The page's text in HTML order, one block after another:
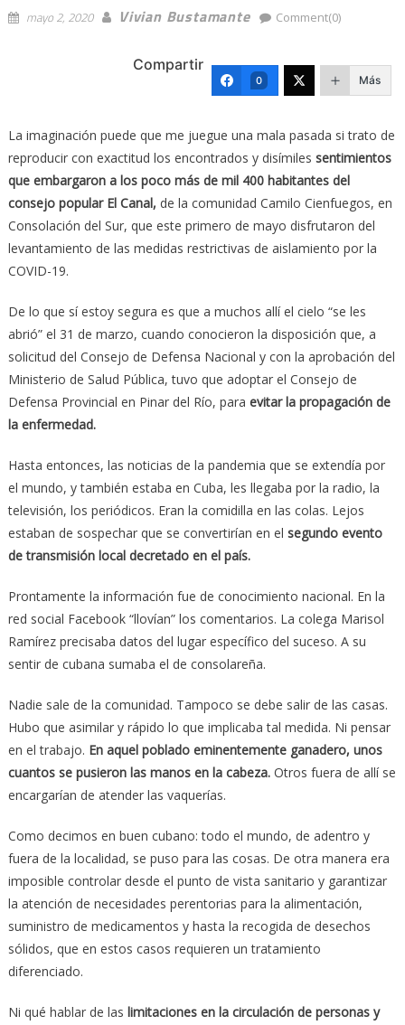
mayo 2, 2020 Vivian Bustamante Comment(0)
Compartir
0 Más
La imaginación puede que me juegue una mala pasada si trato de
reproducir con exactitud los encontrados y disímiles sentimientos
que embargaron a los poco más de mil 400 habitantes del
consejo popular El Canal, de la comunidad Camilo Cienfuegos, en
Consolación del Sur, que este primero de mayo disfrutaron del
levantamiento de las medidas restrictivas de aislamiento por la
COVID-19.
De lo que sí estoy segura es que a muchos allí el cielo “se les
abrió” el 31 de marzo, cuando conocieron la disposición que, a
solicitud del Consejo de Defensa Nacional y con la aprobación del
Ministerio de Salud Pública, tuvo que adoptar el Consejo de
Defensa Provincial en Pinar del Río, para evitar la propagación de
la enfermedad.
Hasta entonces, las noticias de la pandemia que se extendía por
el mundo, y también estaba en Cuba, les llegaba por la radio, la
televisión, los periódicos. Eran la comidilla en las colas. Lejos
estaban de sospechar que se convertirían en el segundo evento
de transmisión local decretado en el país.
Prontamente la información fue de conocimiento nacional. En la
red social Facebook “llovían” los comentarios. La colega Marisol
Ramírez precisaba datos del lugar específico del suceso. A su
sentir de cubana sumaba el de consolareña.
Nadie sale de la comunidad. Tampoco se debe salir de las casas.
Hubo que asimilar y rápido lo que implicaba tal medida. Ni pensar
en el trabajo. En aquel poblado eminentemente ganadero, unos
cuantos se pusieron las manos en la cabeza.Otros fuera de allí se
encargarían de atender las vaquerías.
Como decimos en buen cubano: todo el mundo, de adentro y
fuera de la localidad, se puso para las cosas. De otra manera era
imposible controlar desde el punto de vista sanitario y garantizar
la atención de necesidades perentorias para la alimentación,
suministro de medicamentos y hasta la recogida de desechos
sólidos, que en estos casos requieren un tratamiento
diferenciado.
Ni qué hablar de las limitaciones en la circulación de personas y